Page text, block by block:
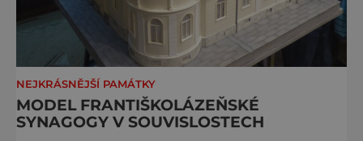
NEJKRÁSNĚJŠÍ PAMÁTKY
MODEL FRANTIŠKOLÁZEŇSKÉ
SYNAGOGY V SOUVISLOSTECH